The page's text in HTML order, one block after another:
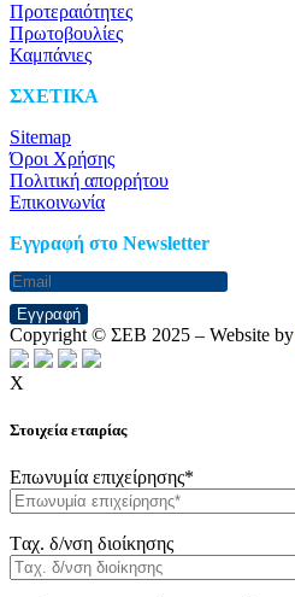
Προτεραιότητες
Πρωτοβουλίες
Καμπάνιες
ΣΧΕΤΙΚΑ
Sitemap
Όροι Χρήσης
Πολιτική απορρήτου
Επικοινωνία
Eγγραφή στο Newsletter
Εγγραφή
Copyright © ΣΕΒ 2025 – Website by
X
Στοιχεία εταιρίας
Επωνυμία επιχείρησης*
Tαχ. δ/νση διοίκησης